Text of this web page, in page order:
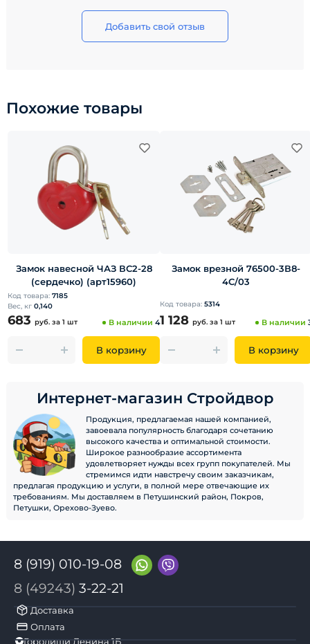
Добавить свой отзыв
Похожие товары
Замок навесной ЧАЗ ВС2-28
(сердечко) (арт15960)
Код товара: 7185
Вес, кг 0,140
683 руб. за 1 шт В наличии 4
В корзину
Замок врезной 76500-3В8-
4С/03
Код товара: 5314
1 128 руб. за 1 шт В наличии
В корзину
Интернет-магазин Стройдвор
Продукция, предлагаемая нашей компанией,
завоевала популярность благодаря сочетанию
высокого качества и оптимальной стоимости.
Широкое разнообразие ассортимента
удовлетворяет нужды всех групп покупателей. Мы
стремимся идти навстречу своим заказчикам,
предлагая продукцию и услуги, в полной мере отвечающие их
требованиям. Мы доставляем в Петушинский район, Покров,
Петушки, Орехово-Зуево.
8 (919) 010-19-08
8 (49243) 3-22-21
Доставка
Оплата
Городищи Ленина 1Б